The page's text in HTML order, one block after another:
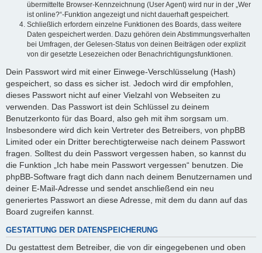
übermittelte Browser-Kennzeichnung (User Agent) wird nur in der „Wer
ist online?“-Funktion angezeigt und nicht dauerhaft gespeichert.
Schließlich erfordern einzelne Funktionen des Boards, dass weitere
Daten gespeichert werden. Dazu gehören dein Abstimmungsverhalten
bei Umfragen, der Gelesen-Status von deinen Beiträgen oder explizit
von dir gesetzte Lesezeichen oder Benachrichtigungsfunktionen.
Dein Passwort wird mit einer Einwege-Verschlüsselung (Hash)
gespeichert, so dass es sicher ist. Jedoch wird dir empfohlen,
dieses Passwort nicht auf einer Vielzahl von Webseiten zu
verwenden. Das Passwort ist dein Schlüssel zu deinem
Benutzerkonto für das Board, also geh mit ihm sorgsam um.
Insbesondere wird dich kein Vertreter des Betreibers, von phpBB
Limited oder ein Dritter berechtigterweise nach deinem Passwort
fragen. Solltest du dein Passwort vergessen haben, so kannst du
die Funktion „Ich habe mein Passwort vergessen“ benutzen. Die
phpBB-Software fragt dich dann nach deinem Benutzernamen und
deiner E-Mail-Adresse und sendet anschließend ein neu
generiertes Passwort an diese Adresse, mit dem du dann auf das
Board zugreifen kannst.
GESTATTUNG DER DATENSPEICHERUNG
Du gestattest dem Betreiber, die von dir eingegebenen und oben